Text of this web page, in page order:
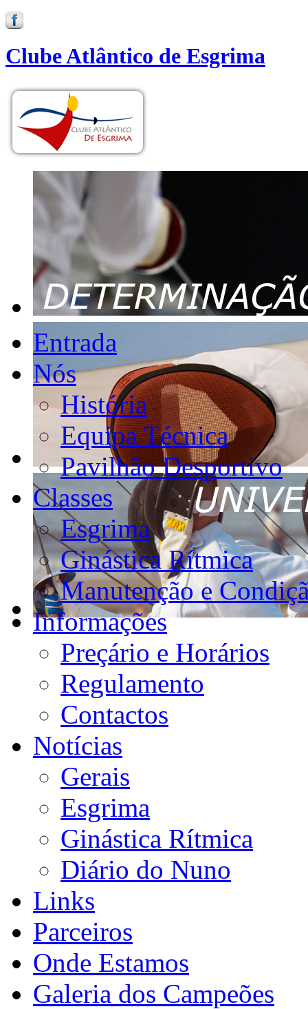
Clube Atlântico de Esgrima
Entrada
Nós
História
Equipa Técnica
Pavilhão Desportivo
Classes
Esgrima
Ginástica Rítmica
Manutenção e
Informações
Preçário e Horários
Regulamento
Contactos
Notícias
Gerais
Esgrima
Ginástica Rítmica
Diário do Nuno
Links
Parceiros
Onde Estamos
Galeria dos Campeões